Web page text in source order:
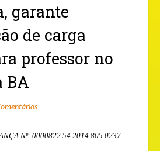
garante
de carga
professor no
BA
Nº: 0000822.54.2014.805.0237